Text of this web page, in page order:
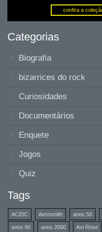
Categorias
Biografia
bizarrices do rock
Curiosidades
Documentários
Enquete
Jogos
Quiz
Tags
AC/DC Aerosmith anos 50
anos 90 anos 2000 Axl Rose